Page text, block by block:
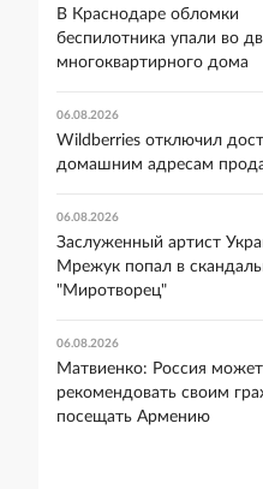
В Краснодаре обломки
беспилотника упали во
многоквартирного дома
06.08.2026
Wildberries отключил
домашним адресам
06.08.2026
Заслуженный артист
Мрежук попал в
"Миротворец"
06.08.2026
Матвиенко: Россия может
рекомендовать своим
посещать Армению